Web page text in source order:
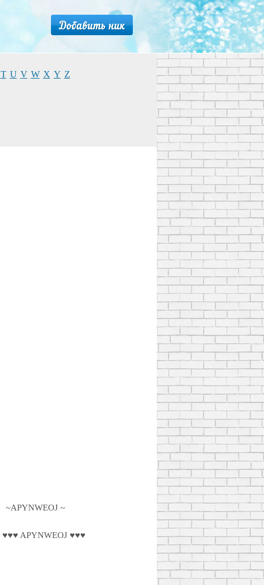
T U V W X Y Z
~APYNWEOJ ~
♥♥♥ APYNWEOJ ♥♥♥